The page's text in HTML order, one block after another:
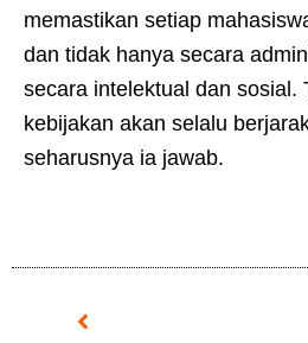
memastikan setiap
dan tidak hanya secara
secara intelektual dan sosial.
kebijakan akan selalu
seharusnya ia jawab.
Prev